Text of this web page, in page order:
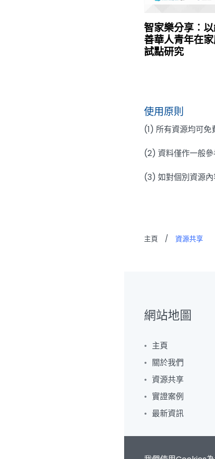
智家樂分享︰
善華人青年在
試點研究
使用原則
(1) 所有資源均可
(2) 資料僅作一般
(3) 如對個別資源
主頁 / 資源共享
網站地圖
主頁
關於我們
資源共享
實證案例
最新資訊